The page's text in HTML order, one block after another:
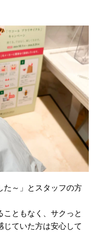
た～」とスタッフの方
ともなく、サクっと
じていた方は安心して